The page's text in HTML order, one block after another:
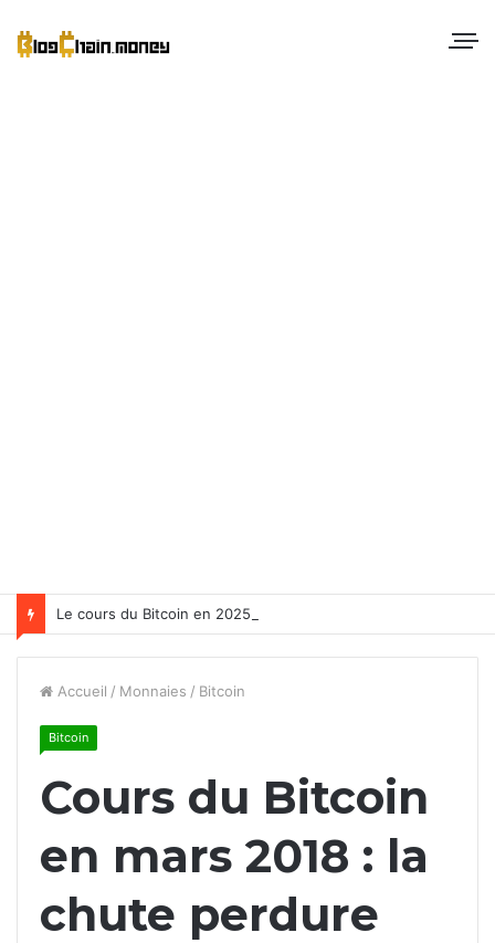
Le cours du Bitcoin en 2025
Accueil / Monnaies / Bitcoin
Bitcoin
Cours du Bitcoin
en mars 2018 : la
chute perdure